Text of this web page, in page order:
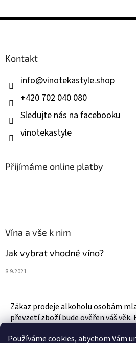
Používáme cookies, abychom Vám
Z
Kontakt
info@vinotekastyle.shop
+420 702 040 080
Sledujte nás na facebooku
vinotekastyle
Přijímáme online platby
Vína a vše k nim
Jak vybrat vhodné víno?
8.9.2021
Zákaz prodeje alkoholu osobám
převzetí zboží bude ověřen váš